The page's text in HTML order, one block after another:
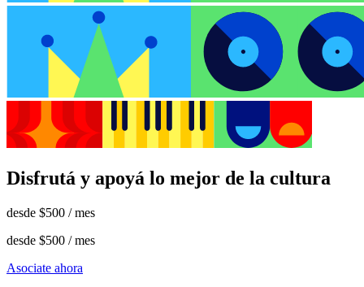
Disfrutá y apoyá lo mejor de la cultura
desde $500 / mes
desde $500 / mes
Asociate ahora